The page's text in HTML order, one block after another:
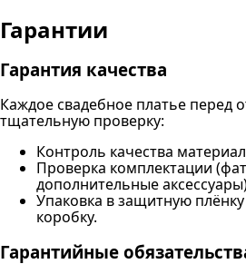
Гарантии
Гарантия качества
Каждое свадебное платье перед
тщательную проверку:
Контроль качества
Проверка комплектации
дополнительные
Упаковка в защитную
коробку.
Гарантийные